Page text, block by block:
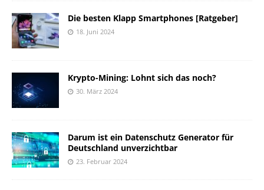
Die besten Klapp Smartphones [Ratgeber]
18. Juni 2024
Krypto-Mining: Lohnt sich das noch?
30. März 2024
Darum ist ein Datenschutz Generator für
Deutschland unverzichtbar
23. Februar 2024